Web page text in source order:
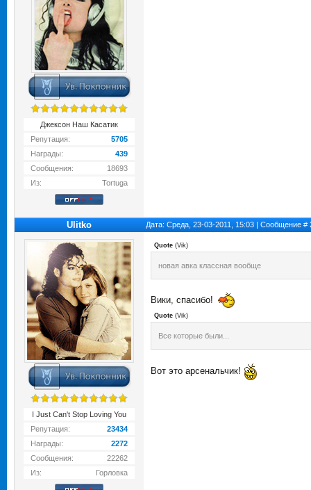
Джексон Наш Касатик
Репутация:
5705
Награды:
439
Сообщения:
18693
Из:
Tortuga
Ulitko Дата: Среда, 23-03-2011, 15:03 | Сообщение #
I Just Can't Stop Loving You
Репутация:
23434
Награды:
2272
Сообщения:
22262
Из:
Горловка
Quote (Vik)
новая авка классная вообще
Вики, спасибо!
Quote (Vik)
Все которые были...
Вот это арсенальчик!